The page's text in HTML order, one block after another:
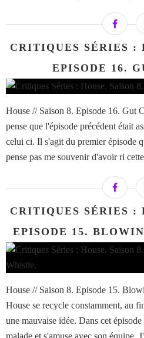
CRITIQUES SÉRIES :
EPISODE 16.
House // Saison 8. Episode 16. Gut
pense que l'épisode précédent était
celui ci. Il s'agit du premier épisode
pense pas me souvenir d'avoir ri
CRITIQUES SÉRIES :
EPISODE 15.
House // Saison 8. Episode 15.
House se recycle constamment, au
une mauvaise idée. Dans cet